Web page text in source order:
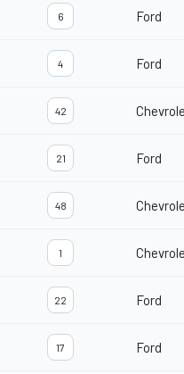
6 Ford
4 Ford
42
21 Ford
48
1
22 Ford
17 Ford